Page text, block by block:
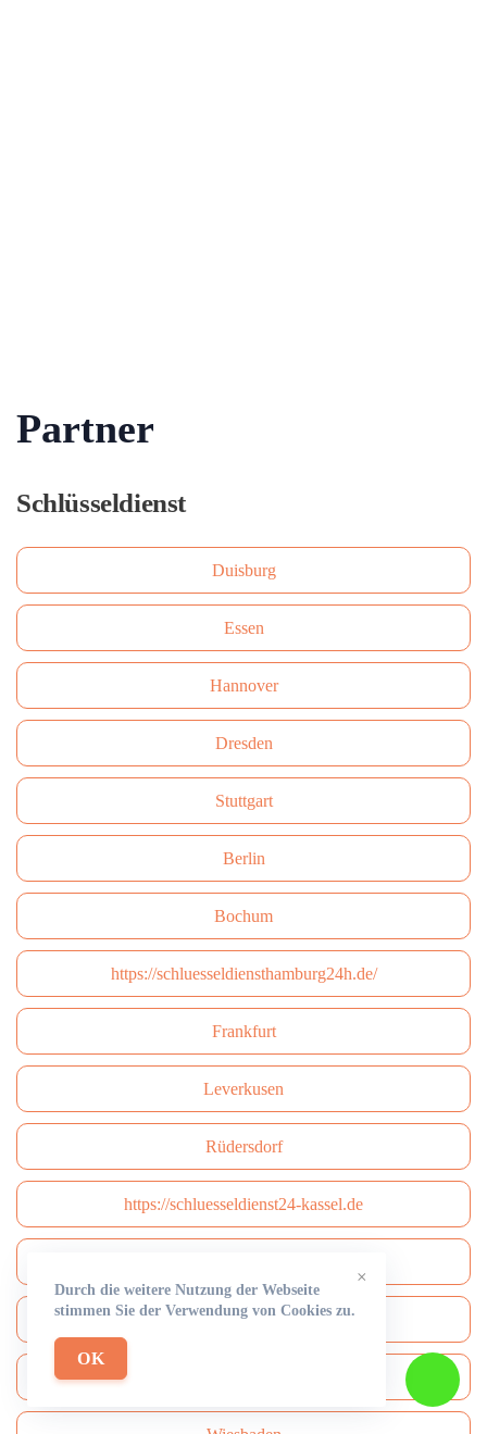
Partner
Schlüsseldienst
Duisburg
Essen
Hannover
Dresden
Stuttgart
Berlin
Bochum
https://schluesseldiensthamburg24h.de/
Frankfurt
Leverkusen
Rüdersdorf
https://schluesseldienst24-kassel.de
Karlsruhe
×
Durch die weitere Nutzung der Webseite
stimmen Sie der Verwendung von Cookies zu.
OK